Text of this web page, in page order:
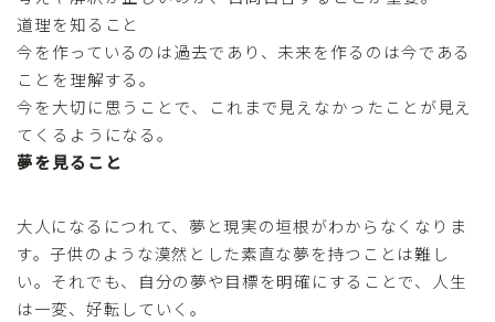
道理を知ること
今を作っているのは過去であり、未来を作るのは今である
ことを理解する。
今を大切に思うことで、これまで見えなかったことが見え
てくるようになる。
夢を見ること
大人になるにつれて、夢と現実の垣根がわからなくなりま
す。子供のような漠然とした素直な夢を持つことは難し
い。それでも、自分の夢や目標を明確にすることで、人生
は一変、好転していく。